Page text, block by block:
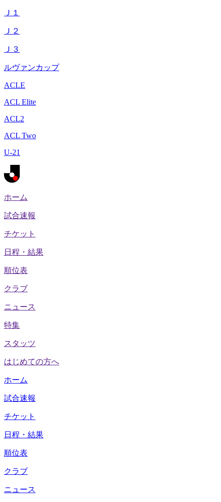
Ｊ１
Ｊ２
Ｊ３
ルヴァンカップ
ACLE
ACL Elite
ACL2
ACL Two
U-21
ホーム
試合速報
チケット
日程・結果
順位表
クラブ
ニュース
特集
スタッツ
はじめての方へ
ホーム
試合速報
チケット
日程・結果
順位表
クラブ
ニュース